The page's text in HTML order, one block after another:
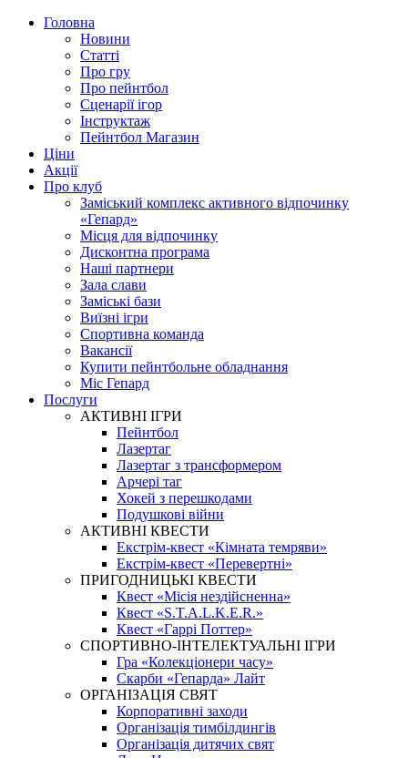
Головна
Новини
Статті
Про гру
Про пейнтбол
Сценарії ігор
Інструктаж
Пейнтбол Магазин
Ціни
Акції
Про клуб
Заміський комплекс активного відпочинку
«Гепард»
Місця для відпочинку
Дисконтна програма
Наші партнери
Зала слави
Заміські бази
Виїзні ігри
Спортивна команда
Вакансії
Купити пейнтбольне обладнання
Міс Гепард
Послуги
АКТИВНІ ІГРИ
Пейнтбол
Лазертаг
Лазертаг з трансформером
Арчері таг
Хокей з перешкодами
Подушкові війни
АКТИВНІ КВЕСТИ
Екстрім-квест «Кімната темряви»
Екстрім-квест «Перевертні»
ПРИГОДНИЦЬКІ КВЕСТИ
Квест «Місія нездійсненна»
Квест «S.T.A.L.K.E.R.»
Квест «Гаррі Поттер»
СПОРТИВНО-ІНТЕЛЕКТУАЛЬНІ ІГРИ
Гра «Колекціонери часу»
Скарби «Гепарда» Лайт
ОРГАНІЗАЦІЯ СВЯТ
Корпоративні заходи
Організація тимбілдингів
Організація дитячих свят